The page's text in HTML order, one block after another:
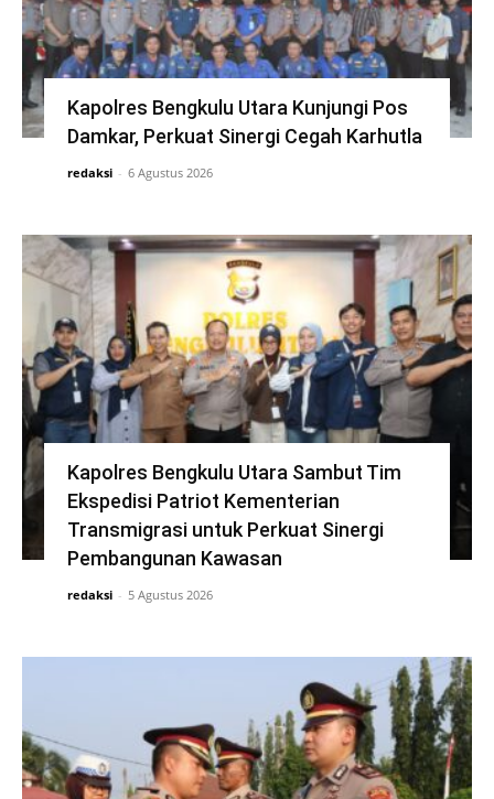
Kapolres Bengkulu Utara Kunjungi Pos
Damkar, Perkuat Sinergi Cegah Karhutla
redaksi - 6 Agustus 2026
Kapolres Bengkulu Utara Sambut Tim
Ekspedisi Patriot Kementerian
Transmigrasi untuk Perkuat Sinergi
Pembangunan Kawasan
redaksi - 5 Agustus 2026